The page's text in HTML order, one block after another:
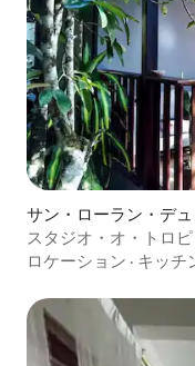
サン・ローラン・デ
パート
ロケーション · キッチ